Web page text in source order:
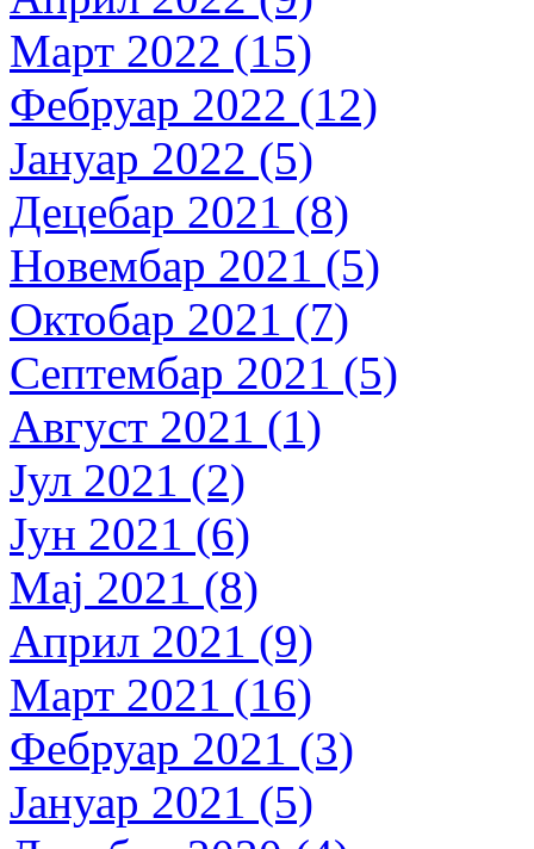
Март 2022 (15)
Фебруар 2022 (12)
Јануар 2022 (5)
Децебар 2021 (8)
Новембар 2021 (5)
Октобар 2021 (7)
Септембар 2021 (5)
Август 2021 (1)
Јул 2021 (2)
Јун 2021 (6)
Мај 2021 (8)
Април 2021 (9)
Март 2021 (16)
Фебруар 2021 (3)
Јануар 2021 (5)